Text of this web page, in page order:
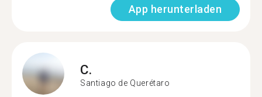
App herunterladen
C.
Santiago de Querétaro